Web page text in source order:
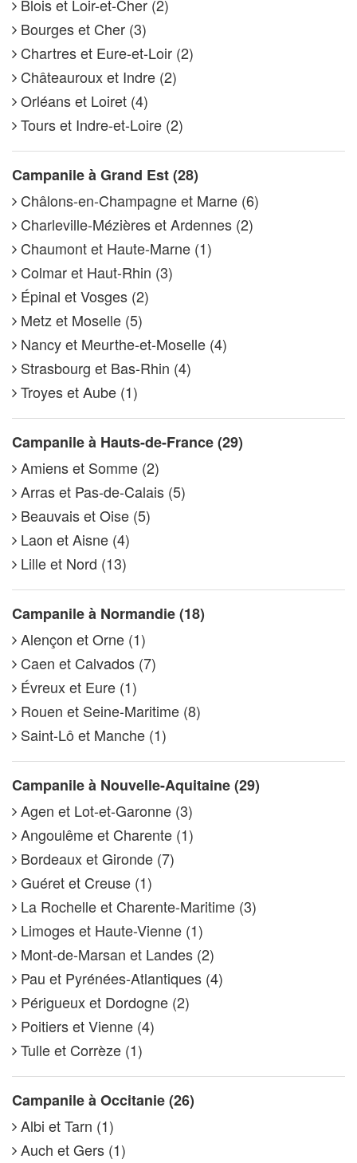
Blois et Loir-et-Cher (2)
Bourges et Cher (3)
Chartres et Eure-et-Loir (2)
Châteauroux et Indre (2)
Orléans et Loiret (4)
Tours et Indre-et-Loire (2)
Campanile à Grand Est (28)
Châlons-en-Champagne et Marne (6)
Charleville-Mézières et Ardennes (2)
Chaumont et Haute-Marne (1)
Colmar et Haut-Rhin (3)
Épinal et Vosges (2)
Metz et Moselle (5)
Nancy et Meurthe-et-Moselle (4)
Strasbourg et Bas-Rhin (4)
Troyes et Aube (1)
Campanile à Hauts-de-France (29)
Amiens et Somme (2)
Arras et Pas-de-Calais (5)
Beauvais et Oise (5)
Laon et Aisne (4)
Lille et Nord (13)
Campanile à Normandie (18)
Alençon et Orne (1)
Caen et Calvados (7)
Évreux et Eure (1)
Rouen et Seine-Maritime (8)
Saint-Lô et Manche (1)
Campanile à Nouvelle-Aquitaine (29)
Agen et Lot-et-Garonne (3)
Angoulême et Charente (1)
Bordeaux et Gironde (7)
Guéret et Creuse (1)
La Rochelle et Charente-Maritime (3)
Limoges et Haute-Vienne (1)
Mont-de-Marsan et Landes (2)
Pau et Pyrénées-Atlantiques (4)
Périgueux et Dordogne (2)
Poitiers et Vienne (4)
Tulle et Corrèze (1)
Campanile à Occitanie (26)
Albi et Tarn (1)
Auch et Gers (1)